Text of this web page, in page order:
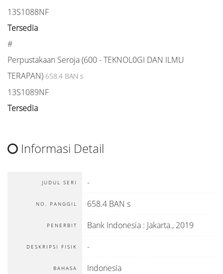
13S1088NF
Tersedia
#
Perpustakaan Seroja (600 - TEKNOL0GI DAN ILMU
TERAPAN) 658.4 BAN s
13S1089NF
Tersedia
Informasi Detail
JUDUL SERI -
NO. PANGGIL 658.4 BAN s
PENERBIT Bank Indonesia : Jakarta., 2019
DESKRIPSI FISIK -
BAHASA Indonesia